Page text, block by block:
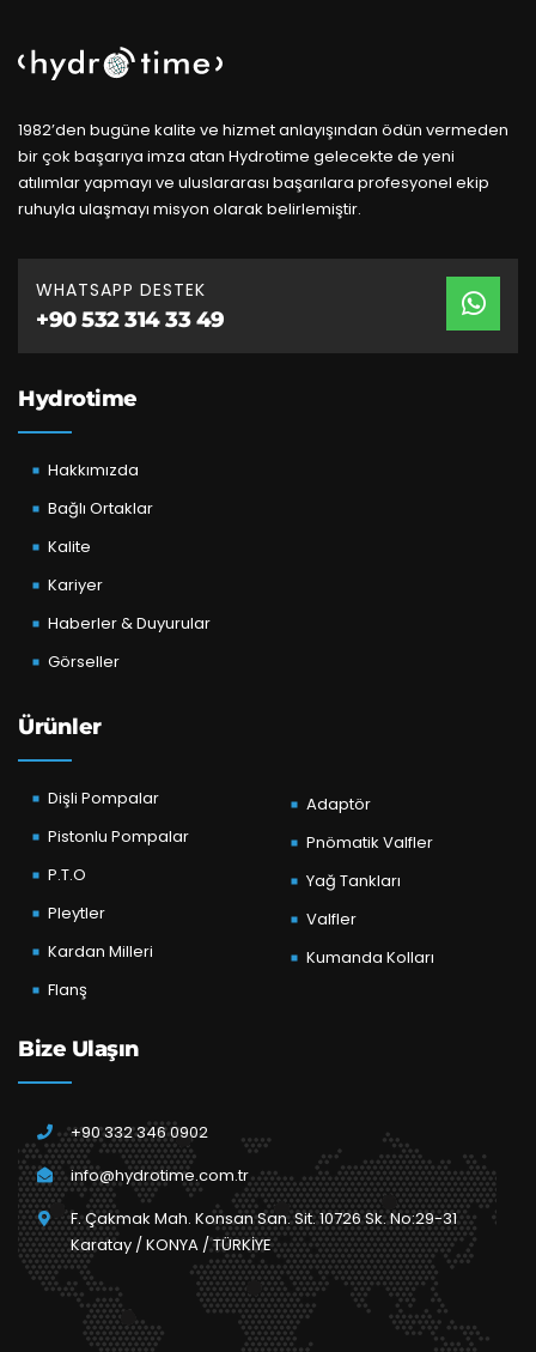
1982’den bugüne kalite ve hizmet anlayışından ödün vermeden
bir çok başarıya imza atan Hydrotime gelecekte de yeni
atılımlar yapmayı ve uluslararası başarılara profesyonel ekip
ruhuyla ulaşmayı misyon olarak belirlemiştir.
WHATSAPP DESTEK
+90 532 314 33 49
Hydrotime
Hakkımızda
Bağlı Ortaklar
Kalite
Kariyer
Haberler & Duyurular
Görseller
Ürünler
Dişli Pompalar
Pistonlu Pompalar
P.T.O
Pleytler
Kardan Milleri
Flanş
Adaptör
Pnömatik Valfler
Yağ Tankları
Valfler
Kumanda Kolları
Bize Ulaşın
+90 332 346 0902
info@hydrotime.com.tr
F. Çakmak Mah. Konsan San. Sit. 10726 Sk. No:29-31
Karatay / KONYA / TÜRKİYE